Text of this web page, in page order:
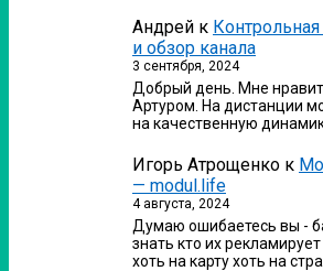
Андрей к
и обзор канала
3 сентября, 2024
Добрый день. Мне
Артуром. На дистанции
на качественную
Игорь Атрощенко к
— modul.life
4 августа, 2024
Думаю ошибаетесь вы -
знать кто их
хоть на карту хоть на